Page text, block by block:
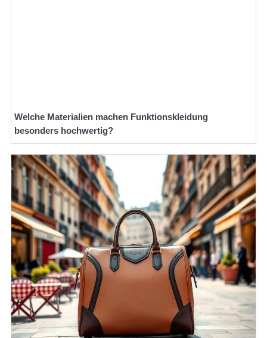
Welche Materialien machen Funktionskleidung
besonders hochwertig?